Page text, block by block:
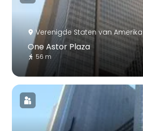
Verenigde Staten van Amerika
One Astor Plaza
56 m